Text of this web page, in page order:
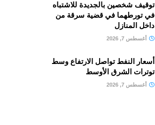
توقيف شخصين بالجديدة للاشتباه
في تورطهما في قضية سرقة من
داخل المنازل
أغسطس 7, 2026
أسعار النفط تواصل الارتفاع وسط
توترات الشرق الأوسط
أغسطس 7, 2026